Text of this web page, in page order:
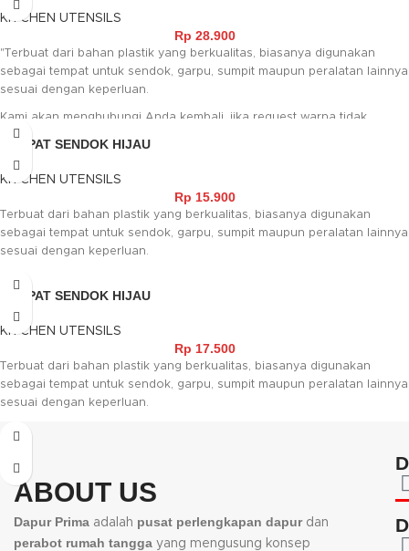
KITCHEN UTENSILS
Rp 28.900
"Terbuat dari bahan plastik yang berkualitas, biasanya digunakan
sebagai tempat untuk sendok, garpu, sumpit maupun peralatan lainnya
sesuai dengan keperluan.
Kami akan menghubungi Anda kembali, jika request warna tidak
tersedia."
TEMPAT SENDOK HIJAU
KITCHEN UTENSILS
Rp 15.900
Terbuat dari bahan plastik yang berkualitas, biasanya digunakan
sebagai tempat untuk sendok, garpu, sumpit maupun peralatan lainnya
sesuai dengan keperluan.
TEMPAT SENDOK HIJAU
KITCHEN UTENSILS
Rp 17.500
Terbuat dari bahan plastik yang berkualitas, biasanya digunakan
sebagai tempat untuk sendok, garpu, sumpit maupun peralatan lainnya
sesuai dengan keperluan.
ABOUT US
Dapur Prima adalah pusat perlengkapan dapurdan
perabot rumah tangga yang mengusung konsep